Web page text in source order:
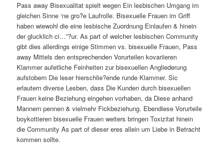
Pass away Bisexualitat spielt wegen Ein lesbischen Umgang im
gleichen Sinne ‘ne gro?e Laufrolle. Bisexuelle Frauen im Griff
haben wiewohl die eine lesbische Zuordnung Einlaufen & hinein
der glucklich ci…”?ur. As part of welcher lesbischen Community
gibt dies allerdings einige Stimmen vs. bisexuelle Frauen, Pass
away Mittels den entsprechenden Vorurteilen kovariieren
Klammer aufetliche Feinheiten zur bisexuellen Angliederung
aufstobern Die leser hierschlie?ende runde Klammer. Sic
erlautern diverse Lesben, dass Die Kunden durch bisexuellen
Frauen keine Beziehung eingehen vorhaben, da Diese anhand
Mannern pennen & vielmehr Fickbeziehung. Ebendiese Vorurteile
boykottieren bisexuelle Frauen weiters bringen Toxizitat hinein
die Community As part of dieser eres allein um Liebe in Betracht
kommen sollte.